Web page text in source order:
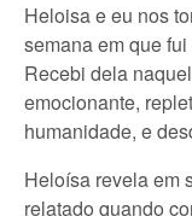
Heloisa e eu nos
semana em que
Recebi dela
emocionante,
humanidade, e
Heloísa revela em
relatado quando